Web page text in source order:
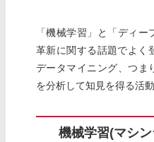
「機械学習」と「ディ
革新に関する話題でよく
データマイニング、つま
を分析して知見を得る活
機械学習(マシ